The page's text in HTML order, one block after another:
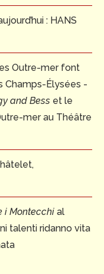
: HANS
Outre-mer font
Champs-Élysées -
and Bess et le
mer au Théâtre
i Montecchi al
talenti ridanno vita